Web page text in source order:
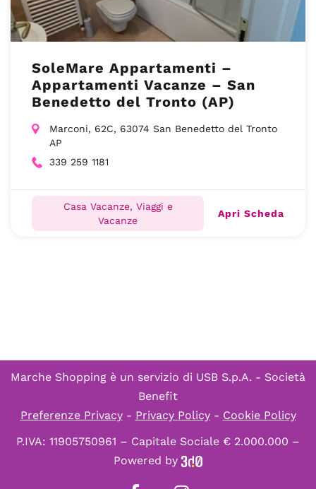
SoleMare Appartamenti –
Appartamenti Vacanze – San
Benedetto del Tronto (AP)
Marconi, 62C, 63074 San Benedetto del Tronto
AP
339 259 1181
Casa Vacanze, Viaggi e
Vacanze
Apri Scheda
Marche Shopping è un servizio di USB S.p.A. - Società
Benefit
Preferenze Privacy- Privacy Policy- Cookie Policy
P.IVA: 11905750961 – Capitale Sociale € 2.000.000 –
Powered by